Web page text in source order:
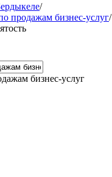
/
продажам бизнес-услуг/
бизнес-услуг